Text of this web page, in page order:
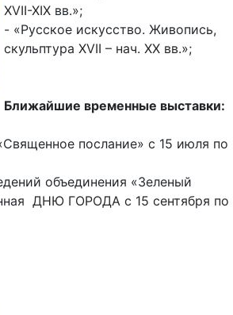
XVII-XIX вв.»;
- «Русское искусство. Живопись,
скульптура XVII – нач. XX вв.»;
Ближайшие временные выставки:
послание» с 15 июля по
объединения «Зеленый
ДНЮ ГОРОДА с 15 сентября по